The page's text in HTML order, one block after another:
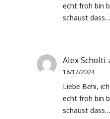
echt froh bin
schaust dass…
Alex Scholti
18/12/2024
Liebe Behi,
echt froh bin
schaust dass…